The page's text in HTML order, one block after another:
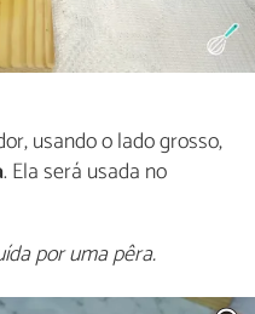
usando o lado grosso,
. Ela será usada no
por uma pêra.